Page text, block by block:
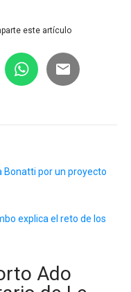
este artículo
Bonatti por un proyecto
explica el reto de los
Ado